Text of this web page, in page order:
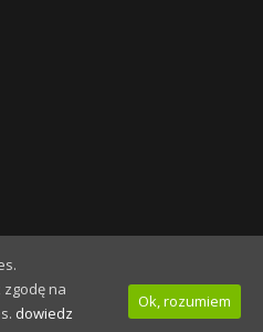
- 2019
Polityka Cookies
na
dowiedz
Ok, rozumiem